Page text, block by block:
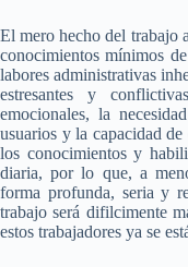
El mero hecho del trabajo
conocimientos mínimos
labores administrativas
estresantes y
emocionales, la
usuarios y la capacidad
los conocimientos y
diaria, por lo que, a
forma profunda, seria y
trabajo será difilcimente
estos trabajadores ya se